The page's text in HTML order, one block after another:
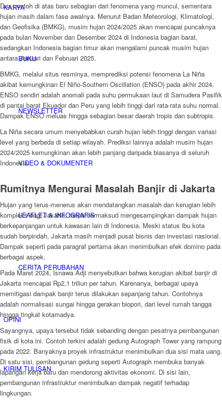
KARYA
BUKU
NEWSLETTER
VIDEO & DOKUMENTER
LEAFLET & INFOGRAFIS
CERITA PERUBAHAN
OPINI
KIRIM TULISAN
Dua contoh di atas baru sebagian dari fenomena yang muncul, sementara
hujan masih dalam fase awalnya. Menurut Badan Meteorologi, Klimatologi,
dan Geofisika (BMKG), musim hujan 2024/2025 akan mencapai puncaknya
pada bulan November dan Desember 2024 di Indonesia bagian barat,
sedangkan Indonesia bagian timur akan mengalami puncak musim hujan
antara Januari dan Februari 2025.
BMKG, melalui situs resminya, memprediksi potensi fenomena La Niña
akibat kemungkinan El Niño-Southern Oscillation (ENSO) pada akhir 2024.
ENSO sendiri adalah anomali pada suhu permukaan laut di Samudera Pasifik
di pantai barat Ekuador dan Peru yang lebih tinggi dari rata-rata suhu normal.
Dampak ENSO meluas hingga sebagian besar daerah tropis dan subtropis.
La Niña secara umum menyebabkan curah hujan lebih tinggi dengan variasi
level yang berbeda di setiap wilayah. Prediksi lainnya adalah musim hujan
2024/2025 kemungkinan akan lebih panjang daripada biasanya di seluruh
Indonesia.
Rumitnya Mengurai Masalah Banjir di Jakarta
Hujan yang terus-menerus akan mendatangkan masalah dan kerugian lebih
kompleks bagi Jakarta, tanpa bermaksud mengesampingkan dampak hujan
berkepanjangan untuk kawasan lain di Indonesia. Meski status ibu kota
sudah berpindah, Jakarta masih menjadi pusat bisnis dan investasi nasional.
Dampak seperti pada paragraf pertama akan menimbulkan efek domino pada
berbagai aspek.
Pada Maret 2024, Isnawa Adji menyebutkan bahwa kerugian akibat banjir di
Jakarta mencapai Rp2,1 triliun per tahun. Karenanya, berbagai upaya
memitigasi dampak banjir terus dilakukan sepanjang tahun. Contohnya
adalah normalisasi sungai hingga gerakan biopori, dari level rumah tangga
hingga tingkat kotamadya.
Sayangnya, upaya tersebut tidak sebanding dengan pesatnya pembangunan
fisik di kota ini. Contoh terkini adalah gedung Autograph Tower yang rampung
pada 2022. Banyaknya proyek infrastruktur menimbulkan dua sisi mata uang.
Di satu sisi, pembangunan gedung seperti Autograph membuka banyak
lapangan kerja baru dan mendorong aktivitas ekonomi. Di sisi lain,
pembangunan infrastruktur menimbulkan dampak negatif terhadap
lingkungan.